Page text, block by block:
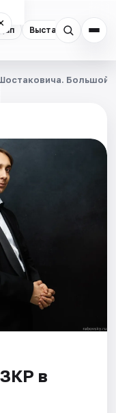
Выставки
Большой
в